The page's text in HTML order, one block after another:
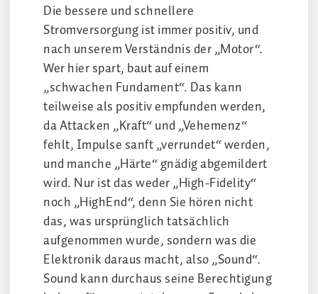
Die bessere und schnellere
Stromversorgung ist immer positiv, und
nach unserem Verständnis der „Motor“.
Wer hier spart, baut auf einem
„schwachen Fundament“. Das kann
teilweise als positiv empfunden werden,
da Attacken „Kraft“ und „Vehemenz“
fehlt, Impulse sanft „verrundet“ werden,
und manche „Härte“ gnädig abgemildert
wird. Nur ist das weder „High-Fidelity“
noch „HighEnd“, denn Sie hören nicht
das, was ursprünglich tatsächlich
aufgenommen wurde, sondern was die
Elektronik daraus macht, also „Sound“.
Sound kann durchaus seine Berechtigung